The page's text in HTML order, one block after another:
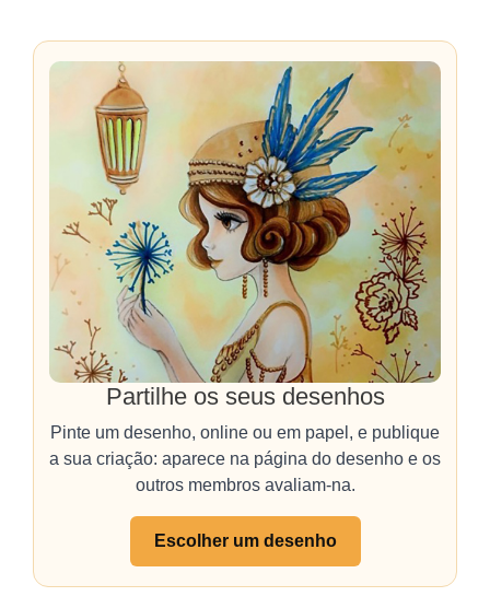
Partilhe os seus desenhos
Pinte um desenho, online ou em papel, e publique
a sua criação: aparece na página do desenho e os
outros membros avaliam-na.
Escolher um desenho